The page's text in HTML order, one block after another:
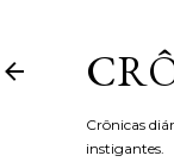
Crônicas
instigantes.